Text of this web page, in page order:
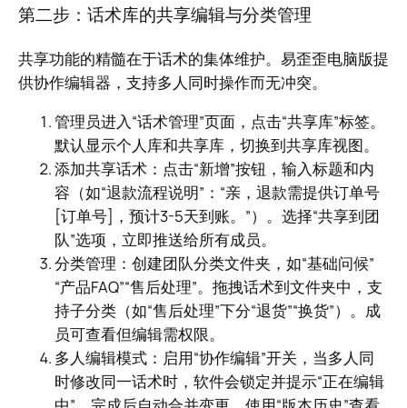
第二步：话术库的共享编辑与分类管理
共享功能的精髓在于话术的集体维护。易歪歪电脑版提
供协作编辑器，支持多人同时操作而无冲突。
管理员进入“话术管理”页面，点击“共享库”标签。
默认显示个人库和共享库，切换到共享库视图。
添加共享话术：点击“新增”按钮，输入标题和内
容（如“退款流程说明”：“亲，退款需提供订单号
[订单号]，预计3-5天到账。”）。选择“共享到团
队”选项，立即推送给所有成员。
分类管理：创建团队分类文件夹，如“基础问候”
“产品FAQ”“售后处理”。拖拽话术到文件夹中，支
持子分类（如“售后处理”下分“退货”“换货”）。成
员可查看但编辑需权限。
多人编辑模式：启用“协作编辑”开关，当多人同
时修改同一话术时，软件会锁定并提示“正在编辑